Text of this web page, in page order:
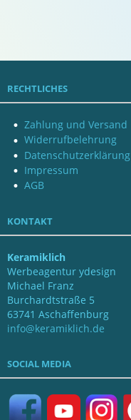
RECHTLICHES
Zahlung und Versand
Widerrufbelehrung
Datenschutzerklärung
Impressum
AGB
KONTAKT
Keramiklich
Werbeagentur ydesign
Michael Franz
Burchardtstraße 5
63741 Aschaffenburg
info@keramiklich.de
SOCIAL MEDIA